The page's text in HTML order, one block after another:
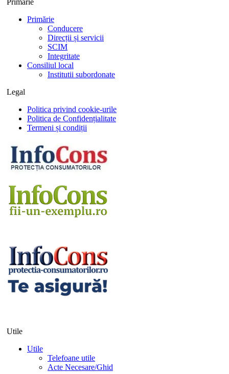
Primărie
Conducere
Direcții și servicii
SCIM
Integritate
Consiliul local
Institutii subordonate
Legal
Politica privind cookie-urile
Politica de Confidențialitate
Termeni și condiții
Utile
Utile
Telefoane utile
Acte Necesare/Ghid